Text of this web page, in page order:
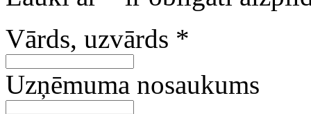
Vārds, uzvārds *
Uzņēmuma nosaukums